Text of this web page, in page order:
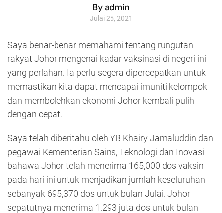
By admin
Julai 25, 2021
Saya benar-benar memahami tentang rungutan
rakyat Johor mengenai kadar vaksinasi di negeri ini
yang perlahan. Ia perlu segera dipercepatkan untuk
memastikan kita dapat mencapai imuniti kelompok
dan membolehkan ekonomi Johor kembali pulih
dengan cepat.
Saya telah diberitahu oleh YB Khairy Jamaluddin dan
pegawai Kementerian Sains, Teknologi dan Inovasi
bahawa Johor telah menerima 165,000 dos vaksin
pada hari ini untuk menjadikan jumlah keseluruhan
sebanyak 695,370 dos untuk bulan Julai. Johor
sepatutnya menerima 1.293 juta dos untuk bulan